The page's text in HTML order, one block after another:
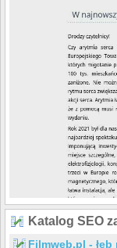
Katalog SEO
Filmweb.pl - łeb